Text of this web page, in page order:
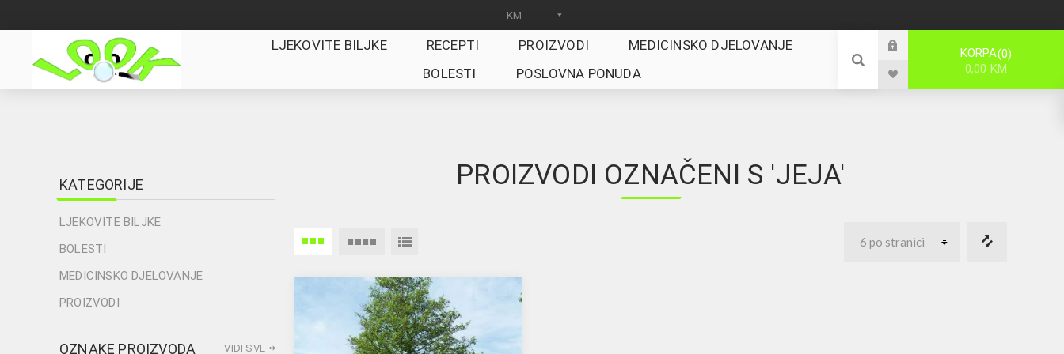
LJEKOVITE BILJKE RECEPTI PROIZVODI
MEDICINSKO DJELOVANJE
BOLESTI
POSLOVNA PONUDA
KORPA 0
0,00 KM
PROIZVODI OZNAČENI S 'JEJA'
KATEGORIJE
LJEKOVITE BILJKE
BOLESTI
MEDICINSKO DJELOVANJE
PROIZVODI
OZNAKE PROIZVODA VIDI SVE